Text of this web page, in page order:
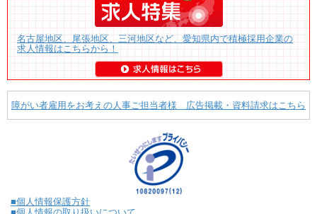
名古屋地区、尾張地区、三河地区など、愛知県内で積極採用企業の
求人情報はこちらから！
障がい者雇用をお考えの人事ご担当者様 広告掲載・資料請求はこちら
■個人情報保護方針